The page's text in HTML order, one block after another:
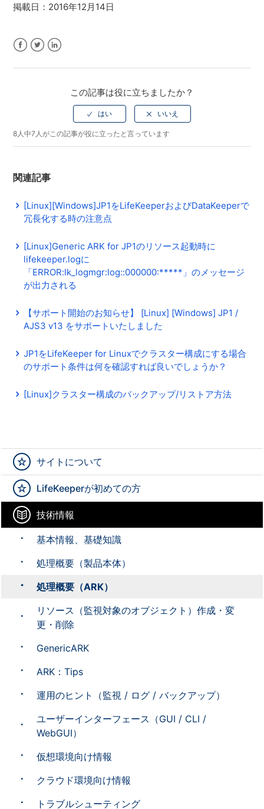
サイトについて
LifeKeeperが初めての方
技術情報
基本情報、基礎知識
処理概要（製品本体）
処理概要（ARK）
リソース（監視対象のオブジェクト）作成・変
更・削除
GenericARK
ARK：Tips
運用のヒント（監視 / ログ / バックアップ）
ユーザーインターフェース（GUI / CLI /
WebGUI）
仮想環境向け情報
クラウド環境向け情報
トラブルシューティング
掲載日：2016年12月14日
この記事は役に立ちましたか？
8人中7人がこの記事が役に立ったと言っています
関連記事
[Linux][Windows]JP1をLifeKeeperおよびDataKeeperで
冗長化する時の注意点
[Linux]Generic ARK for JP1のリソース起動時に
lifekeeper.logに
「ERROR:lk_logmgr:log::000000:*****」のメッセージ
が出力される
【サポート開始のお知らせ】 [Linux] [Windows] JP1 /
AJS3 v13 をサポートいたしました
JP1をLifeKeeper for Linuxでクラスター構成にする場合
のサポート条件は何を確認すれば良いでしょうか？
[Linux]クラスター構成のバックアップ/リストア方法